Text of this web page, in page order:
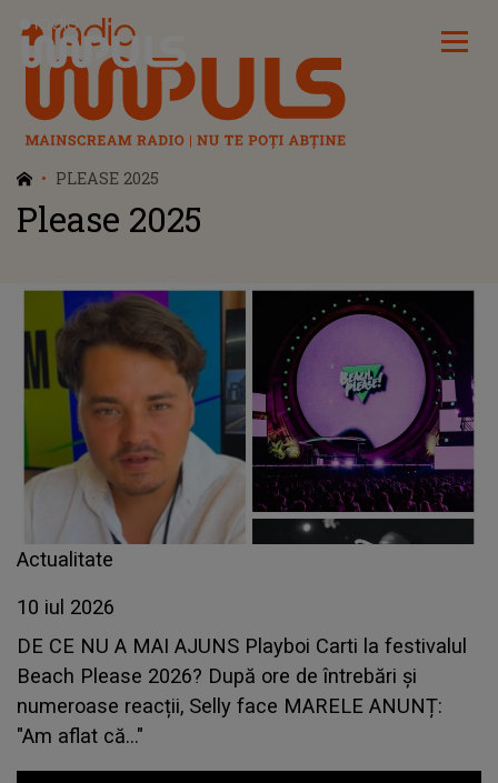
Radio Impuls
PLEASE 2025
Please 2025
Actualitate
10 iul 2026
DE CE NU A MAI AJUNS Playboi Carti la festivalul
Beach Please 2026? După ore de întrebări și
numeroase reacții, Selly face MARELE ANUNȚ:
"Am aflat că..."